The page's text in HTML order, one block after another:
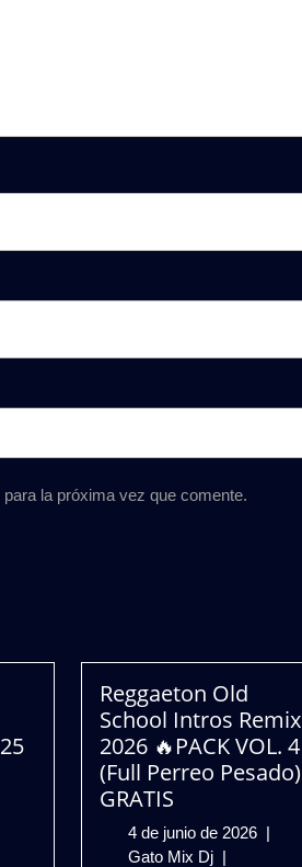
la próxima vez que comente.
Reggaeton Old
School Intros Remix
2026 🔥PACK VOL. 4
(Full Perreo Pesado)
GRATIS
4 de junio de 2026 4|
Gato Mix Dj Reggaeton
|